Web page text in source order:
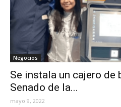
Negocios
Se instala un cajero de
Senado de la...
mayo 9, 2022